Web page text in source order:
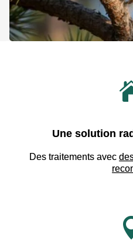
Une solution
Des traitements avec